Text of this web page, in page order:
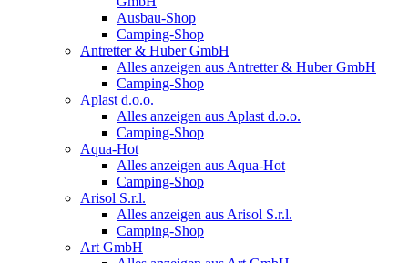
Ausbau-Shop
Camping-Shop
Antretter & Huber GmbH
Alles anzeigen aus Antretter & Huber GmbH
Camping-Shop
Aplast d.o.o.
Alles anzeigen aus Aplast d.o.o.
Camping-Shop
Aqua-Hot
Alles anzeigen aus Aqua-Hot
Camping-Shop
Arisol S.r.l.
Alles anzeigen aus Arisol S.r.l.
Camping-Shop
Art GmbH